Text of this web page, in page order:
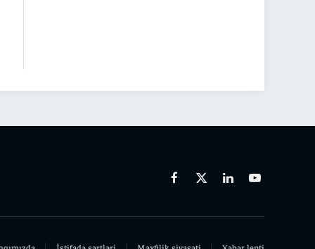
Facebook
X
LinkedinYoutube